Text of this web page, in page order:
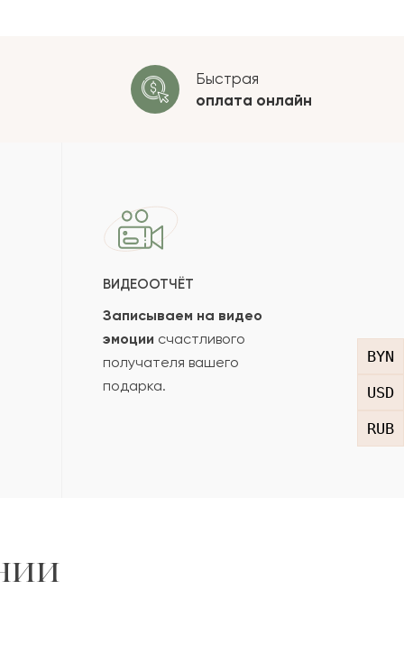
BYN
USD
RUB
ОСТАВИТЬ ОТЗЫВ
Быстрая
оплата онлайн
ВИДЕООТЧЁТ
Записываем на видео
эмоции счастливого
получателя вашего
подарка.